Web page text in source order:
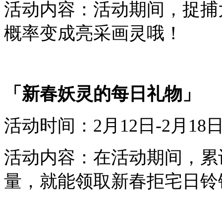
活动内容： 活动期间 ， 捉
概率变成亮采画灵哦！
「 新春妖灵的每日礼物 」
活动时间： 2 月 12 日-2 月 18
活动内容： 在活动期间，
量，就能领取新春拒宅日